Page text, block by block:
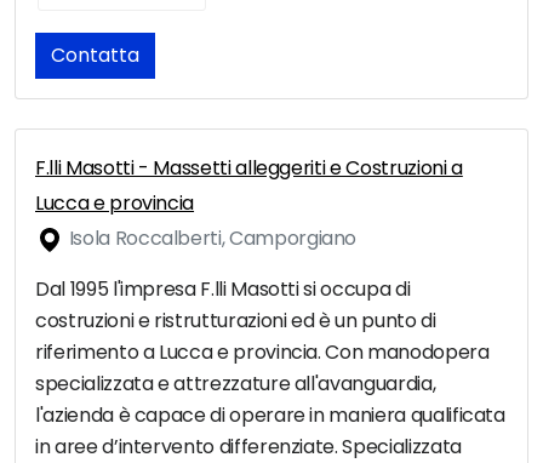
Contatta
F.lli Masotti - Massetti alleggeriti e Costruzioni a
Lucca e provincia
Isola Roccalberti, Camporgiano
Dal 1995 l'impresa F.lli Masotti si occupa di
costruzioni e ristrutturazioni ed è un punto di
riferimento a Lucca e provincia. Con manodopera
specializzata e attrezzature all'avanguardia,
l'azienda è capace di operare in maniera qualificata
in aree d’intervento differenziate. Specializzata